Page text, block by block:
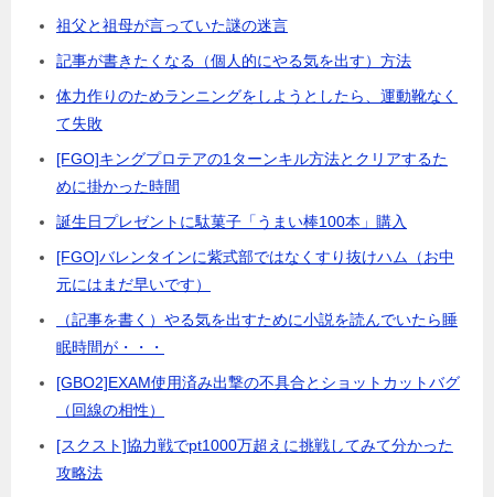
祖父と祖母が言っていた謎の迷言
記事が書きたくなる（個人的にやる気を出す）方法
体力作りのためランニングをしようとしたら、運動靴なく
て失敗
[FGO]キングプロテアの1ターンキル方法とクリアするた
めに掛かった時間
誕生日プレゼントに駄菓子「うまい棒100本」購入
[FGO]バレンタインに紫式部ではなくすり抜けハム（お中
元にはまだ早いです）
（記事を書く）やる気を出すために小説を読んでいたら睡
眠時間が・・・
[GBO2]EXAM使用済み出撃の不具合とショットカットバグ
（回線の相性）
[スクスト]協力戦でpt1000万超えに挑戦してみて分かった
攻略法